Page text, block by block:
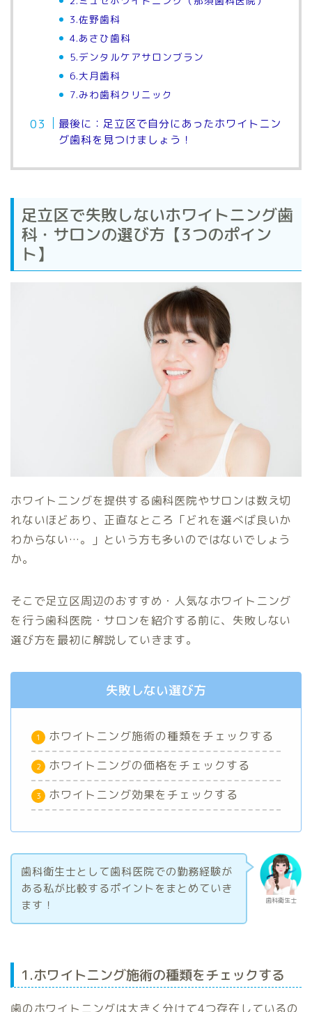
3.佐野歯科
4.あさひ歯科
5.デンタルケアサロンブラン
6.大月歯科
7.みわ歯科クリニック
最後に：足立区で自分にあったホワイトニン
グ歯科を見つけましょう！
足立区で失敗しないホワイトニング歯
科・サロンの選び方【3つのポイン
ト】
ホワイトニングを提供する歯科医院やサロンは数え切
れないほどあり、正直なところ「どれを選べば良いか
わからない…。」という方も多いのではないでしょう
か。
そこで足立区周辺のおすすめ・人気なホワイトニング
を行う歯科医院・サロンを紹介する前に、失敗しない
選び方を最初に解説していきます。
失敗しない選び方
ホワイトニング施術の種類をチェックする
ホワイトニングの価格をチェックする
ホワイトニング効果をチェックする
歯科衛生士
歯科衛生士として歯科医院での勤務経験が
ある私が比較するポイントをまとめていき
ます！
1.ホワイトニング施術の種類をチェックする
歯のホワイトニングは大きく分けて4つ存在しているの